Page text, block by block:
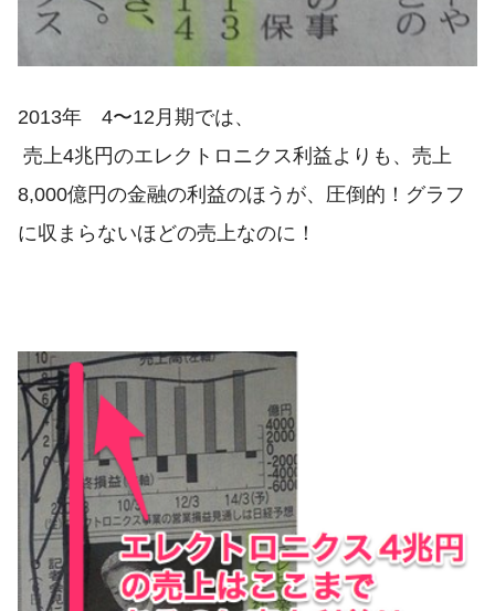
2013年 4〜12月期では、
売上4兆円のエレクトロニクス利益よりも、売上
8,000億円の金融の利益のほうが、圧倒的！グラフ
に収まらないほどの売上なのに！